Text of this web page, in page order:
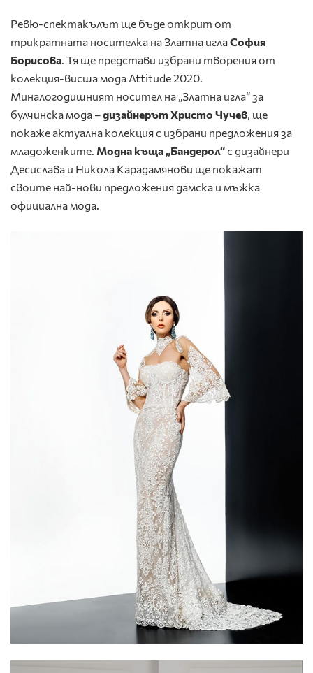
Ревю-спектакълът ще бъде открит от
трикратната носителка на Златна иглаСофия
Борисова . Тя ще представи избрани творения от
колекция-висша мода Attitude 2020.
Миналогодишният носител на „Златна игла“ за
булчинска мода –дизайнерът Христо Чучев, ще
покаже актуална колекция с избрани предложения за
младоженките. Модна къща „Бандерол“с дизайнери
Десислава и Никола Карадамянови ще покажат
своите най-нови предложения дамска и мъжка
официална мода.